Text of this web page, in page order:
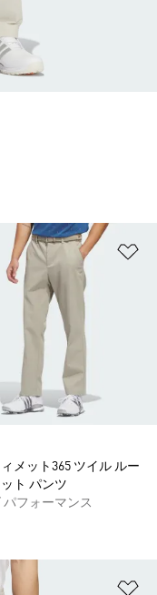
リストに追加
格
メット365 ツイル ルー
ト パンツ
パフォーマンス